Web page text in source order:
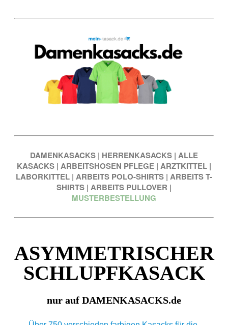
DAMENKASACKS | HERRENKASACKS | ALLE
KASACKS | ARBEITSHOSEN PFLEGE | ARZTKITTEL |
LABORKITTEL | ARBEITS POLO-SHIRTS | ARBEITS T-
SHIRTS | ARBEITS PULLOVER |
MUSTERBESTELLUNG
ASYMMETRISCHER
SCHLUPFKASACK
nur auf DAMENKASACKS.de